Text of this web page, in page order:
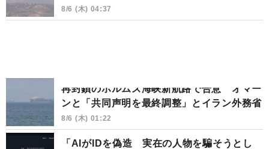
8/6 (木) 04:37
再封鎖のホルムズ海峡新航路で合意 オマー
ンと「共同声明を最終調整」とイラン外務省
8/6 (木) 01:22
「AIがIDを偽造 実在の人物を騙そうとし